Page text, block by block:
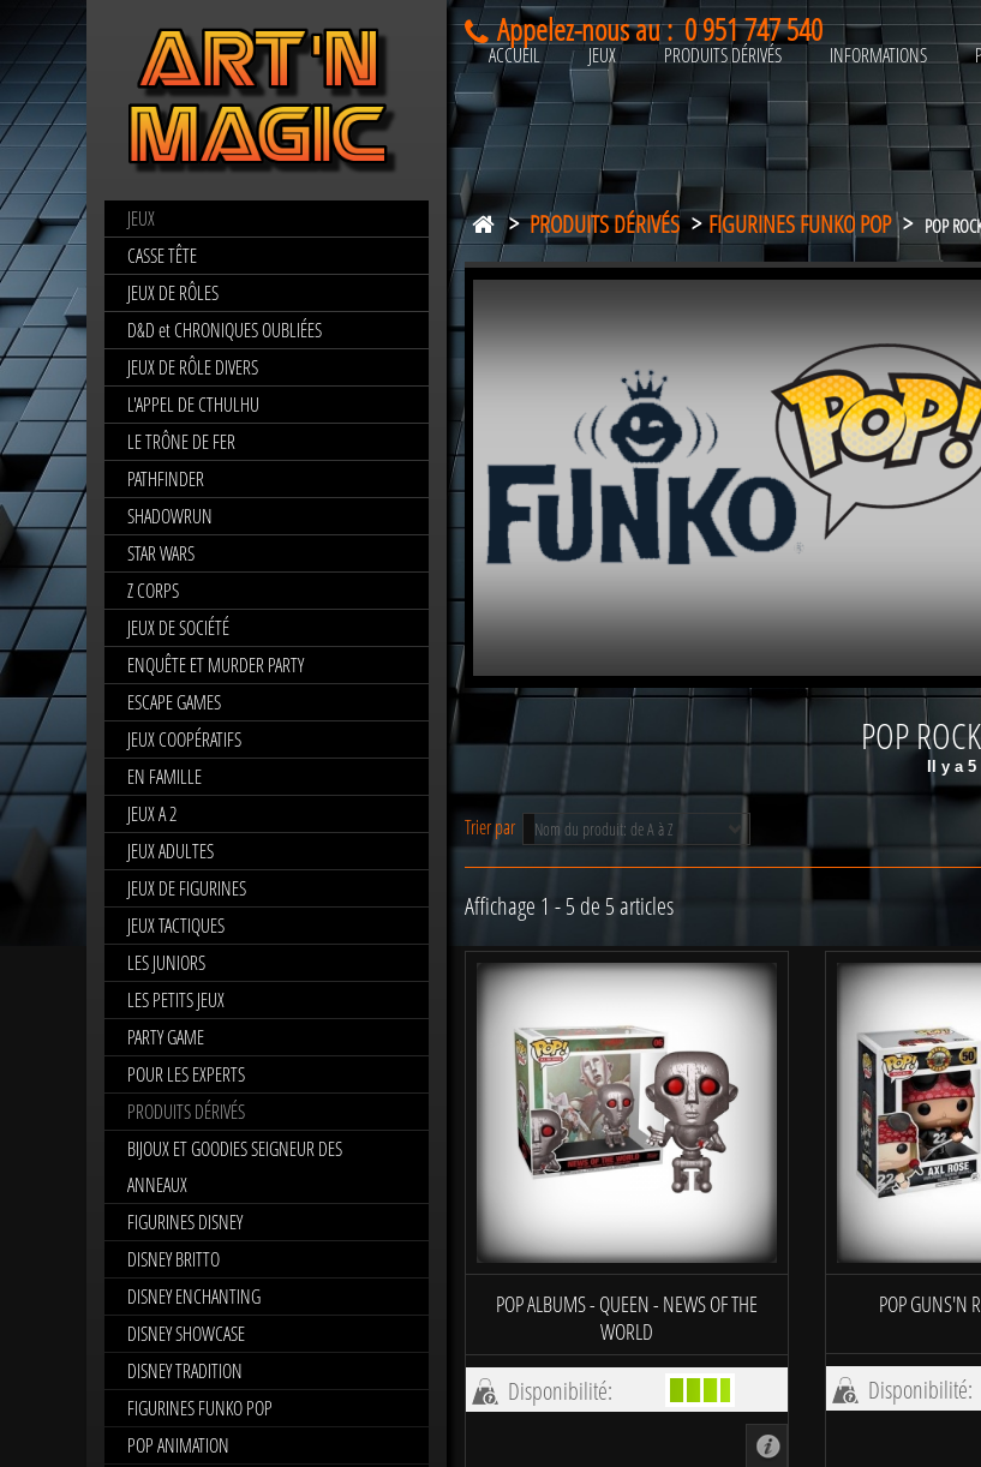
POP
ROCK
MUSIQUE
JEUX
CASSE TÊTE
JEUX DE RÔLES
D&D et CHRONIQUES OUBLIÉES
JEUX DE RÔLE DIVERS
L'APPEL DE CTHULHU
LE TRÔNE DE FER
PATHFINDER
SHADOWRUN
STAR WARS
Z CORPS
JEUX DE SOCIÉTÉ
ENQUÊTE ET MURDER PARTY
ESCAPE GAMES
JEUX COOPÉRATIFS
EN FAMILLE
JEUX A 2
JEUX ADULTES
JEUX DE FIGURINES
JEUX TACTIQUES
LES JUNIORS
LES PETITS JEUX
PARTY GAME
POUR LES EXPERTS
PRODUITS DÉRIVÉS
BIJOUX ET GOODIES SEIGNEUR DES
ANNEAUX
FIGURINES DISNEY
DISNEY BRITTO
DISNEY ENCHANTING
DISNEY SHOWCASE
DISNEY TRADITION
FIGURINES FUNKO POP
POP ANIMATION
Appelez-nous au : 0 951 747 540
ACCUEIL JEUX PRODUITS DÉRIVÉS INFORMATIONS
> PRODUITS DÉRIVÉS > FIGURINES FUNKO POP > POP
POP
Il y a
Trier par Nom du produit: de A à Z
Affichage 1 - 5 de 5 articles
POP ALBUMS - QUEEN - NEWS OF THE
WORLD
Disponibilité:
POP GUNS'N
Disponibilité: